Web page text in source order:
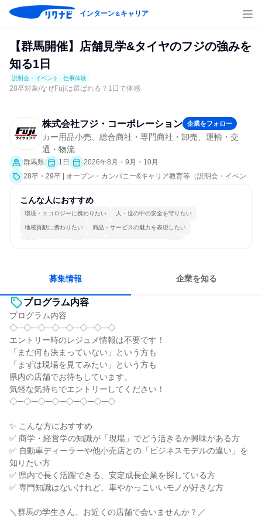
インターン＆キャリア
【群馬開催】店舗見学&タイヤのフジの強みを
知る1日
説明会・イベント 仕事体験
28卒対象/なぜFujiは選ばれる？1日で体感
株式会社フジ・コーポレーション 企業をフォロー
カー用品小売、総合商社・専門商社・卸売、運輸・交
通・物流
群馬県 1日
2026年8月・9月・10月
28卒・29卒 | オープン・カンパニー&キャリア教育等（説明会・イベン
界研究]、仕事体験）
こんな人におすすめ
環境・エコロジーに携わりたい 人・世の中の安全を守りたい
地域貢献に携わりたい 商品・サービスの魅力を表現したい
商品・サービスを販売したい コミュニケーションが活発
募集情報 企業を知る
プログラム内容
プログラム内容
◇─◇─◇─◇─◇─◇─◇─◇
エントリー時のレジュメ情報は不要です！
「まだ何も決まっていない」という方も
「まずは現場を見てみたい」という方も
県内の店舗でお待ちしています。
気軽な気持ちでエントリーしてください！
◇─◇─◇─◇─◇─◇─◇─◇
✨ こんな方におすすめ
✅ 商学・経営学の知識が「現場」でどう活きるか興味がある方
✅ 自動車ディーラーや他小売店との「ビジネスモデルの違い」を
知りたい方
✅ 県内で長く活躍できる、安定成長企業を探している方
✅ 専門知識はないけれど、車やかっこいいモノが好きな方
＼群馬の学生さん、お近くの店舗で会いませんか？／